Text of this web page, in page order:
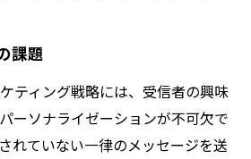
課題
ティング戦略には、受信者の興味
ーソナライゼーションが不可欠で
れていない一律のメッセージを送